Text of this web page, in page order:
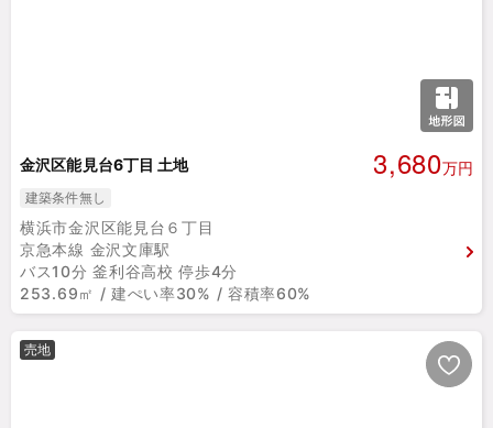
金沢区能見台6丁目 土地 3,680万円
建築条件無し
横浜市金沢区能見台６丁目
京急本線 金沢文庫駅
バス10分 釜利谷高校 停歩4分
253.69㎡ / 建ぺい率30% / 容積率60%
売地